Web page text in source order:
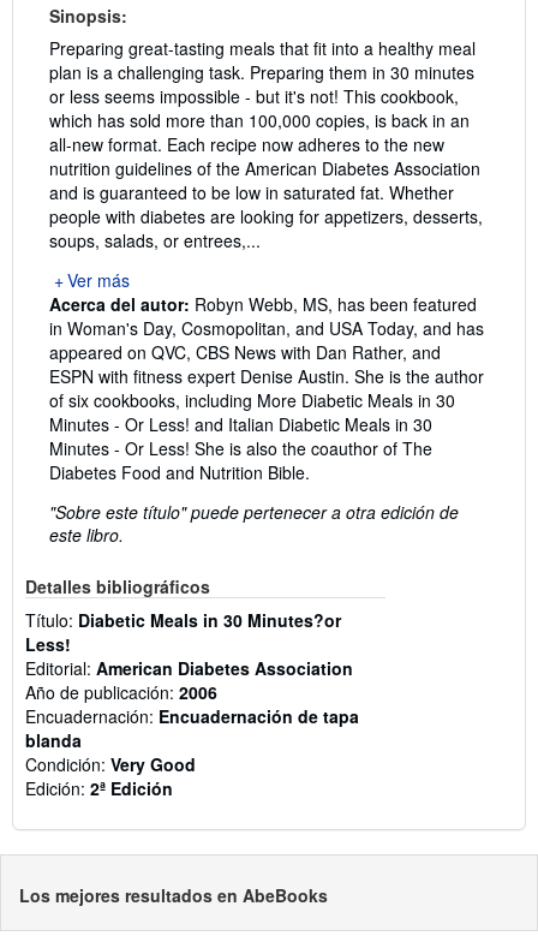
Sinopsis:
Preparing great-tasting meals that fit into a healthy meal
plan is a challenging task. Preparing them in 30 minutes
or less seems impossible - but it's not! This cookbook,
which has sold more than 100,000 copies, is back in an
all-new format. Each recipe now adheres to the new
nutrition guidelines of the American Diabetes Association
and is guaranteed to be low in saturated fat. Whether
people with diabetes are looking for appetizers, desserts,
soups, salads, or entrees,...
Ver más
Acerca del autor: Robyn Webb, MS, has been featured
in Woman's Day, Cosmopolitan, and USA Today, and has
appeared on QVC, CBS News with Dan Rather, and
ESPN with fitness expert Denise Austin. She is the author
of six cookbooks, including More Diabetic Meals in 30
Minutes - Or Less! and Italian Diabetic Meals in 30
Minutes - Or Less! She is also the coauthor of The
Diabetes Food and Nutrition Bible.
"Sobre este título" puede pertenecer a otra edición de
este libro.
Detalles bibliográficos
Título: Diabetic Meals in 30 Minutes?or
Less!
Editorial: American Diabetes Association
Año de publicación: 2006
Encuadernación: Encuadernación de tapa
blanda
Condición: Very Good
Edición: 2ª Edición
Los mejores resultados en AbeBooks